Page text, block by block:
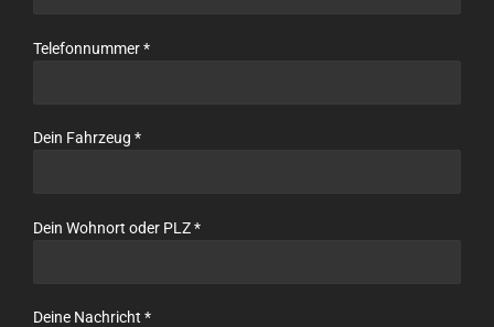
Telefonnummer *
Dein Fahrzeug *
Dein Wohnort oder PLZ *
Deine Nachricht *